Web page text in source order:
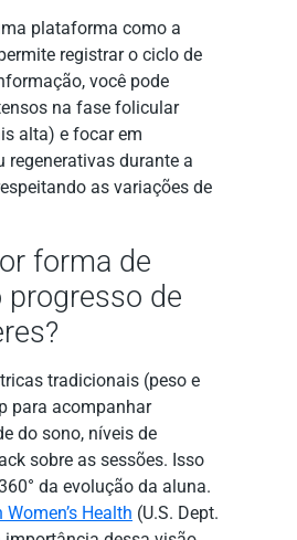
plataforma como a
registrar o ciclo de
você pode
na fase folicular
alta) e focar em
regenerativas durante a
as variações de
forma de
de
tradicionais (peso e
para acompanhar
do sono, níveis de
sobre as sessões. Isso
da evolução da aluna.
Women’s Health (U.S. Dept.